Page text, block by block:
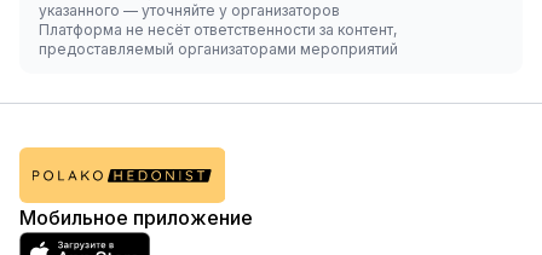
указанного — уточняйте у организаторов
Платформа не несёт ответственности за контент,
предоставляемый организаторами мероприятий
Мобильное приложение